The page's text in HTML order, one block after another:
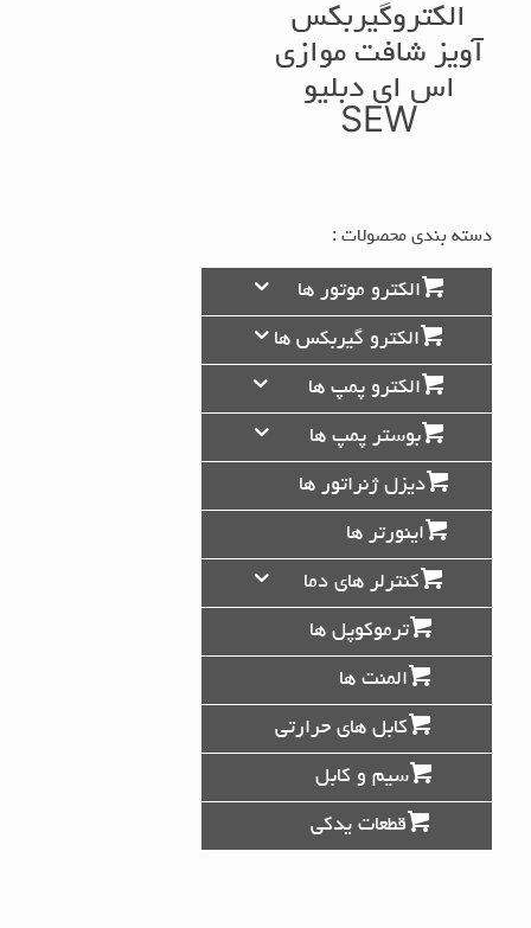
الکتروگیربکس
آویز شافت موازی
اس ای دبلیو
SEW
دسته بندی محصولات :
الکترو موتور ها
الکترو گیربکس ها
الکترو پمپ ها
بوستر پمپ ها
دیزل ژنراتور ها
اینورتر ها
کنترلر های دما
ترموکوپل ها
المنت ها
کابل های حرارتی
سیم و کابل
قطعات یدکی